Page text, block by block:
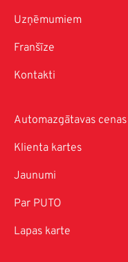
Uzņēmumiem
Franšīze
Kontakti
Automazgātavas cenas
Klienta kartes
Jaunumi
Par PUTO
Lapas karte